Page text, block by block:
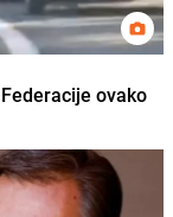
ovako